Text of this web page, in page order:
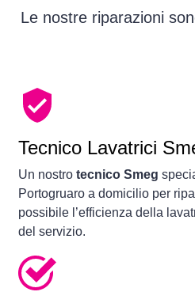
Le nostre riparazioni
Tecnico Lavatrici
Un nostro tecnico Smeg
Portogruaro a domicilio per
possibile l’efficienza della
del servizio.